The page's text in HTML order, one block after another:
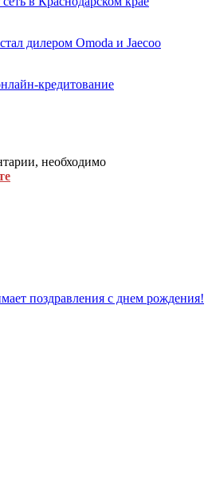
дилером Omoda и Jaecoo
кредитование
необходимо
поздравления с днем рождения!